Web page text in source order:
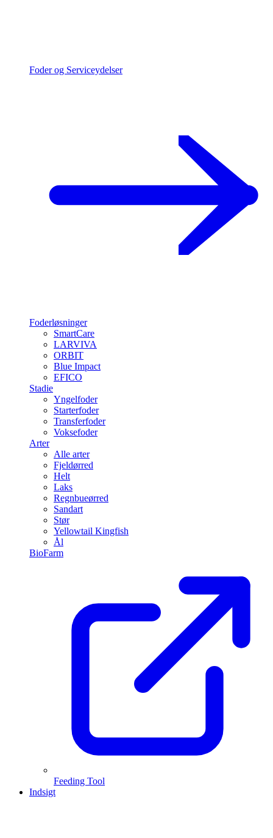
Foder og Serviceydelser
Foderløsninger
SmartCare
LARVIVA
ORBIT
Blue Impact
EFICO
Stadie
Yngelfoder
Starterfoder
Transferfoder
Voksefoder
Arter
Alle arter
Fjeldørred
Helt
Laks
Regnbueørred
Sandart
Stør
Yellowtail Kingfish
Ål
BioFarm
Feeding Tool
Indsigt